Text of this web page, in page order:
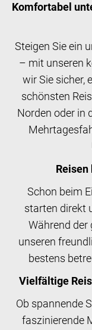
Komfortabel
Steigen Sie ein
– mit unseren
wir Sie sicher,
schönsten
Norden oder in
Schon beim
starten direkt
Während der
unseren
bestens
Vielfältige
Ob spannende
faszinierende